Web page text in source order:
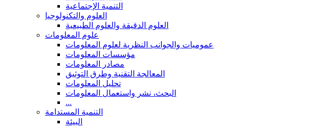
التنمية الإجتماعية
العلوم والتكنولوجيا
العلوم الدقيقة والعلوم الطبيعية
علوم المعلومات
عموميات والجوانب النظرية لعلوم المعلومات
مؤسسات المعلومات
مصادر المعلومات
المعالجة التقنية وطرق التوثيق
تحليل المعلومات
البحث، نشر واستعمال المعلومات
...
التنمية المستدامة
البيئة